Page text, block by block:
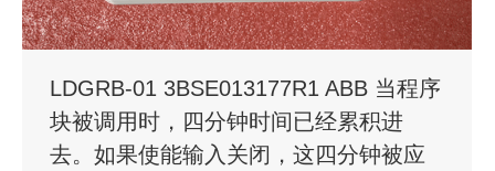
LDGRB-01 3BSE013177R1 ABB 当程序
块被调用时，四分钟时间已经累积进
去。如果使能输入关闭，这四分钟被应